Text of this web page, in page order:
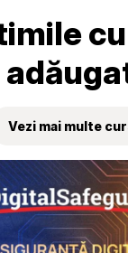
Vezi mai multe